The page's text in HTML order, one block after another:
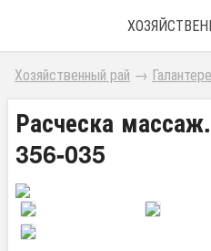
Хозяйственный рай →
Расческа
356-035